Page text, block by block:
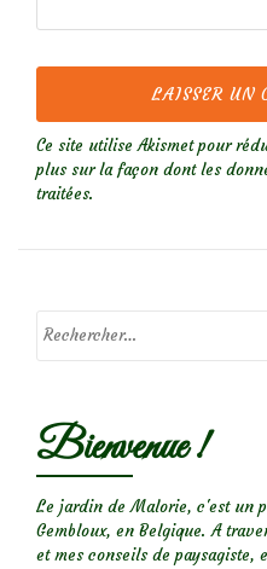
Ce site utilise Akismet pour
plus sur la façon dont les
traitées.
Bienvenue !
Le jardin de Malorie, c'est un
Gembloux, en Belgique. A
et mes conseils de paysagiste,